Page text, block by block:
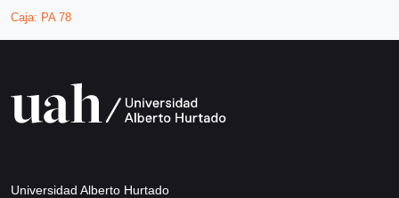
Caja: PA 78
Universidad Alberto Hurtado